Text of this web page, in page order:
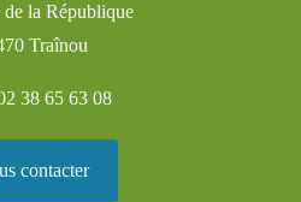
de la République
Traînou
38 65 63 08
contacter